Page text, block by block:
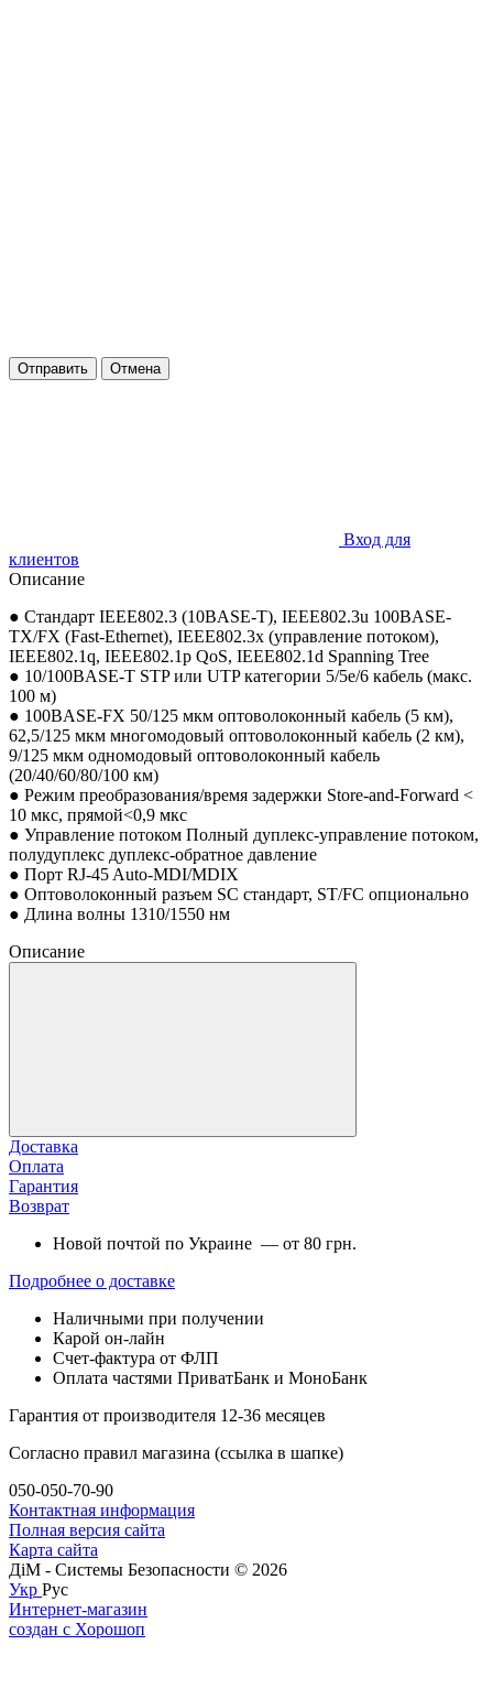
Отправить Отмена
Вход для
клиентов
Описание
● Стандарт IEEE802.3 (10BASE-T), IEEE802.3u 100BASE-
TX/FX (Fast-Ethernet), IEEE802.3x (управление потоком),
IEEE802.1q, IEEE802.1p QoS, IEEE802.1d Spanning Tree
● 10/100BASE-T STP или UTP категории 5/5e/6 кабель (макс.
100 м)
● 100BASE-FX 50/125 мкм оптоволоконный кабель (5 км),
62,5/125 мкм многомодовый оптоволоконный кабель (2 км),
9/125 мкм одномодовый оптоволоконный кабель
(20/40/60/80/100 км)
● Режим преобразования/время задержки Store-and-Forward <
10 мкс, прямой<0,9 мкс
● Управление потоком Полный дуплекс-управление потоком,
полудуплекс дуплекс-обратное давление
● Порт RJ-45 Auto-MDI/MDIX
● Оптоволоконный разъем SC стандарт, ST/FC опционально
● Длина волны 1310/1550 нм
Описание
Доставка
Оплата
Гарантия
Возврат
Новой почтой по Украине — от 80 грн.
Подробнее о доставке
Наличными при получении
Карой он-лайн
Счет-фактура от ФЛП
Оплата частями ПриватБанк и МоноБанк
Гарантия от производителя 12-36 месяцев
Согласно правил магазина (ссылка в шапке)
050-050-70-90
Контактная информация
Полная версия сайта
Карта сайта
ДіМ - Системы Безопасности © 2026
Укр Рус
Интернет-магазин
создан с Хорошоп